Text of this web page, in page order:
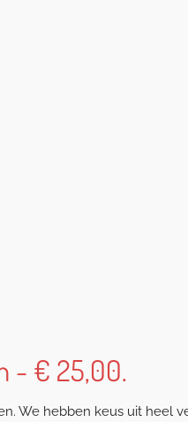
- € 25,00.
We hebben keus uit heel